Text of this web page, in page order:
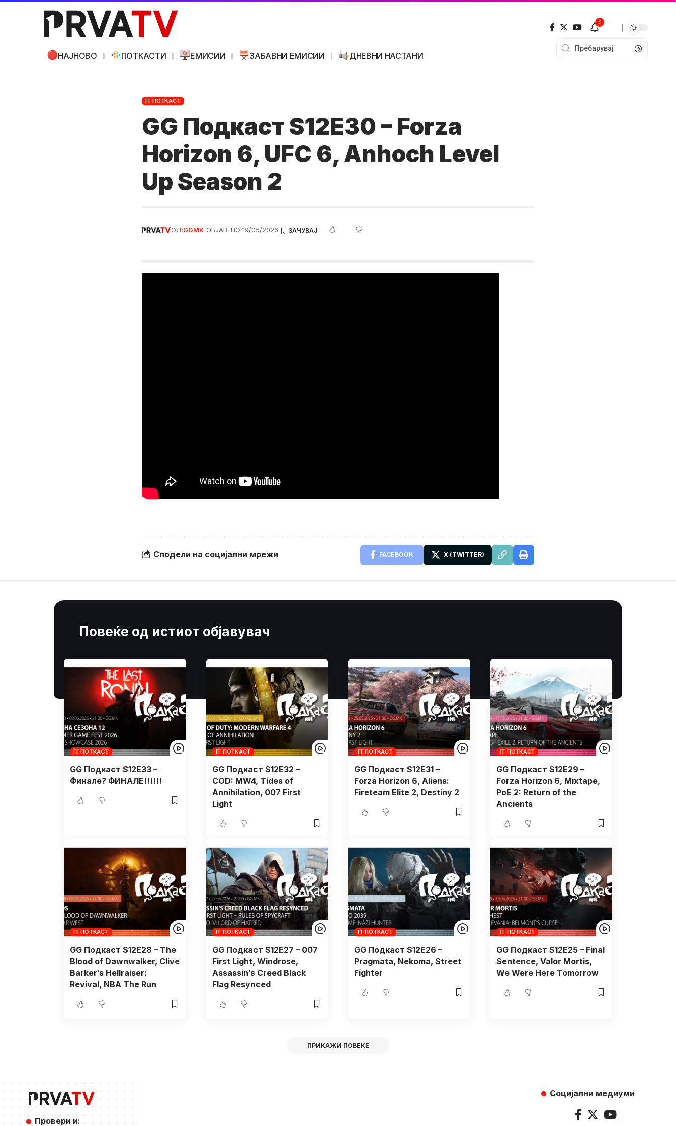
НАЈНОВО ПОТКАСТИ ЕМИСИИ ЗАБАВНИ ЕМИСИИ ДНЕВНИ НАСТАНИ
9
ГГ ПОТКАСТ
GG Подкаст S12E30 – Forza
Horizon 6, UFC 6, Anhoch Level
Up Season 2
ОД:GGMK ОБЈАВЕНО 19/05/2026
Сподели на социјални мрежи FACEBOOK X (TWITTER)
Повеќе од истиот објавувач
ГГ ПОТКАСТ
GG Подкаст S12E33 –
Финале? ФИНАЛЕ!!!!!!
ГГ ПОТКАСТ
GG Подкаст S12E32 –
COD: MW4, Tides of
Annihilation, 007 First
Light
ГГ ПОТКАСТ
GG Подкаст S12E31 –
Forza Horizon 6, Aliens:
Fireteam Elite 2, Destiny 2
ГГ ПОТКАСТ
GG Подкаст S12E29 –
Forza Horizon 6, Mixtape,
PoE 2: Return of the
Ancients
ГГ ПОТКАСТ
GG Подкаст S12E28 – The
Blood of Dawnwalker, Clive
Barker’s Hellraiser:
Revival, NBA The Run
ГГ ПОТКАСТ
GG Подкаст S12E27 – 007
First Light, Windrose,
Assassin’s Creed Black
Flag Resynced
ГГ ПОТКАСТ
GG Подкаст S12E26 –
Pragmata, Nekoma, Street
Fighter
ГГ ПОТКАСТ
GG Подкаст S12E25 – Final
Sentence, Valor Mortis,
We Were Here Tomorrow
ПРИКАЖИ ПОВЕЌЕ
Провери и:
Социјални медиуми